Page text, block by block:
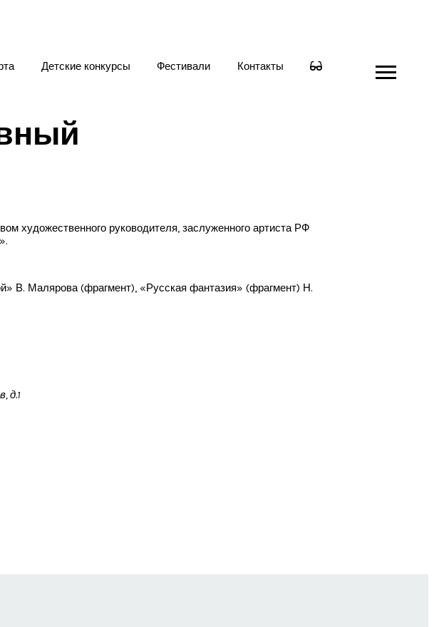
Детские конкурсы Фестивали Контакты
художественного руководителя, заслуженного артиста РФ
В. Малярова (фрагмент), «Русская фантазия» (фрагмент) Н.
д.1